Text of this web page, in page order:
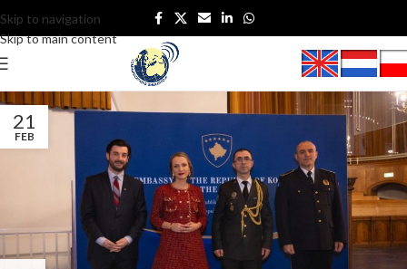
Skip to navigation
Skip to main content
21
FEB